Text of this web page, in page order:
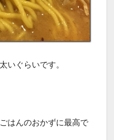
いぐらいです。
はんのおかずに最高で